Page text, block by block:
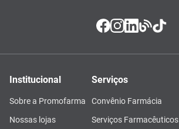
Institucional
Sobre a Promofarma
Nossas lojas
Serviços
Convênio Farmácia
Serviços Farmacêuticos